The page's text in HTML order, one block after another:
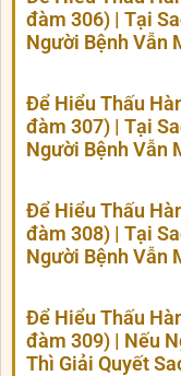
đàm 306) | Tại
Người Bệnh Vẫn
Để Hiểu Thấu
đàm 307) | Tại
Người Bệnh Vẫn
Để Hiểu Thấu
đàm 308) | Tại
Người Bệnh Vẫn
Để Hiểu Thấu
đàm 309) | Nếu
Thì Giải Quyết